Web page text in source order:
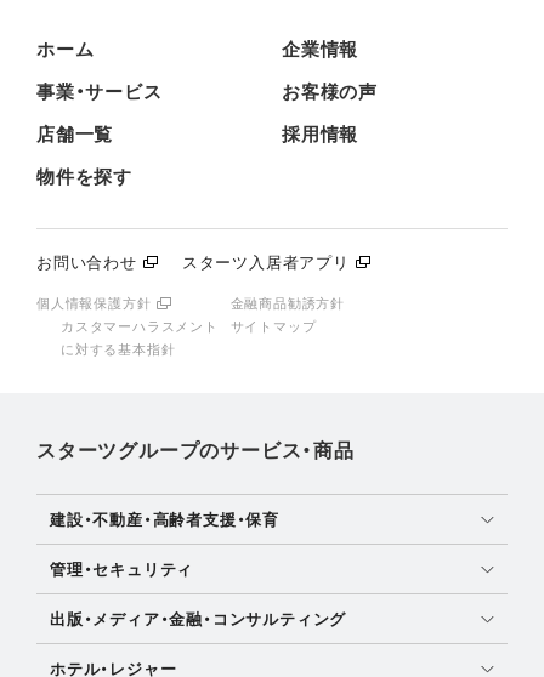
ホーム 企業情報
事業・サービス お客様の声
店舗一覧 採用情報
物件を探す
お問い合わせ スターツ入居者アプリ
個人情報保護方針
金融商品勧誘方針
カスタマーハラスメント
に対する基本指針
サイトマップ
スターツグループのサービス・商品
建設・不動産・高齢者支援・保育
土地活用・免震住宅
新築分譲マンション・新築戸建
注文住宅・リフォーム
賃貸・売買物件情報
管理・セキュリティ
マンション・アパート管理
社宅管理
出版・メディア・金融・コンサルティング
女性・OL向け情報
ホテル・レジャー